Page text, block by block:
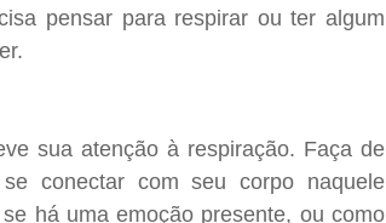
pensar para respirar ou ter algum
sua atenção à respiração. Faça de
conectar com seu corpo naquele
há uma emoção presente, ou como